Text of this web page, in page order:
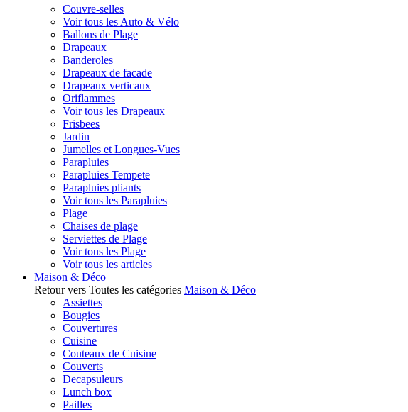
Couvre-selles
Voir tous les Auto & Vélo
Ballons de Plage
Drapeaux
Banderoles
Drapeaux de facade
Drapeaux verticaux
Oriflammes
Voir tous les Drapeaux
Frisbees
Jardin
Jumelles et Longues-Vues
Parapluies
Parapluies Tempete
Parapluies pliants
Voir tous les Parapluies
Plage
Chaises de plage
Serviettes de Plage
Voir tous les Plage
Voir tous les articles
Maison & Déco
Retour vers Toutes les catégories Maison & Déco
Assiettes
Bougies
Couvertures
Cuisine
Couteaux de Cuisine
Couverts
Decapsuleurs
Lunch box
Pailles